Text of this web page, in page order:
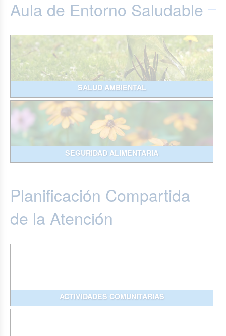
Aula de Entorno Saludable
SALUD AMBIENTAL
SEGURIDAD ALIMENTARIA
Planificación Compartida
de la Atención
ACTIVIDADES COMUNITARIAS